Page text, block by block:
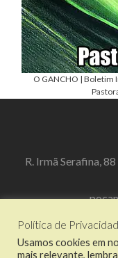
O GANCHO | Boletim
R. Irmã Serafina,
Política de
Usamos cookies em
mais relevante,